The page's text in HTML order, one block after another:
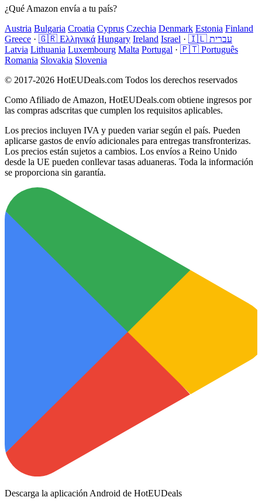
¿Qué Amazon envía a tu país?
Austria Bulgaria Croatia Cyprus Czechia Denmark Estonia Finland
Greece · 🇬🇷 Ελληνικά Hungary Ireland Israel ·
🇮🇱 עברית
Latvia Lithuania Luxembourg Malta Portugal · 🇵🇹 Português
Romania Slovakia Slovenia
© 2017-2026 HotEUDeals.com Todos los derechos reservados
Como Afiliado de Amazon, HotEUDeals.com obtiene ingresos por
las compras adscritas que cumplen los requisitos aplicables.
Los precios incluyen IVA y pueden variar según el país. Pueden
aplicarse gastos de envío adicionales para entregas transfronterizas.
Los precios están sujetos a cambios. Los envíos a Reino Unido
desde la UE pueden conllevar tasas aduaneras. Toda la información
se proporciona sin garantía.
Descarga la aplicación Android de HotEUDeals